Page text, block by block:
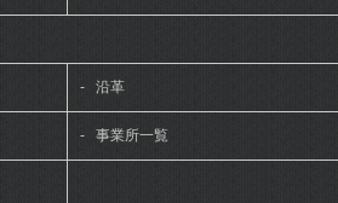
- 沿革
- 事業所一覧